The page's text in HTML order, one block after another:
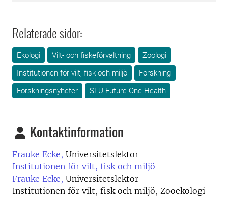
Relaterade sidor:
Ekologi Vilt- och fiskeförvaltning
Zoologi
Institutionen för vilt, fisk och miljö
Forskning
Forskningsnyheter
SLU Future One Health
Kontaktinformation
Frauke Ecke, Universitetslektor
Institutionen för vilt, fisk och miljö
Frauke Ecke, Universitetslektor
Institutionen för vilt, fisk och miljö, Zooekologi